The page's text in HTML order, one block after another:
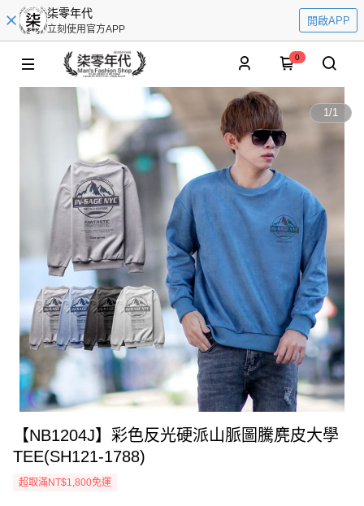
柒零年代
立刻使用官方APP
開啟APP
0
1/1
【NB1204J】彩色反光硬派山脈圖騰麂皮大學
TEE(SH121-1788)
超取滿NT$1,800免運